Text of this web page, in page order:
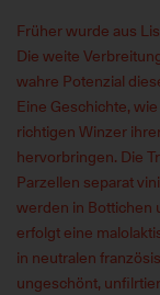
Früher wurde aus
Die weite
wahre Potenzial
Eine Geschichte,
richtigen Winzer
hervorbringen. Die
Parzellen separat
werden in Bottichen
erfolgt eine
in neutralen
ungeschönt,